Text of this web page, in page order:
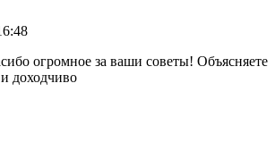
огромное за ваши советы! Объясняете
доходчиво